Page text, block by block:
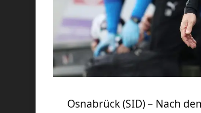
Osnabrück (SID) – Nach